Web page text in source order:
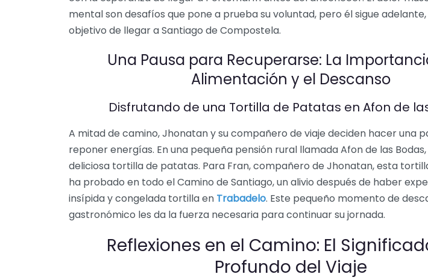
mental son desafíos que pone a prueba su voluntad, pero él sigue
objetivo de llegar a Santiago de Compostela.
Una Pausa para Recuperarse: La
Alimentación y el Descanso
Disfrutando de una Tortilla de Patatas en Afon de
A mitad de camino, Jhonatan y su compañero de viaje deciden hacer una
reponer energías. En una pequeña pensión rural llamada Afon de las
deliciosa tortilla de patatas. Para Fran, compañero de Jhonatan, esta
ha probado en todo el Camino de Santiago, un alivio después de haber
insípida y congelada tortilla en Trabadelo. Este pequeño momento de
gastronómico les da la fuerza necesaria para continuar su jornada.
Reflexiones en el Camino: El
Profundo del Viaje